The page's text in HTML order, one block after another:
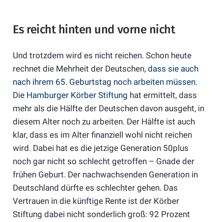
Es reicht hinten und vorne nicht
Und trotzdem wird es nicht reichen. Schon heute
rechnet die Mehrheit der Deutschen, dass sie auch
nach ihrem 65. Geburtstag noch arbeiten müssen.
Die Hamburger Körber Stiftung hat ermittelt, dass
mehr als die Hälfte der Deutschen davon ausgeht, in
diesem Alter noch zu arbeiten. Der Hälfte ist auch
klar, dass es im Alter finanziell wohl nicht reichen
wird. Dabei hat es die jetzige Generation 50plus
noch gar nicht so schlecht getroffen – Gnade der
frühen Geburt. Der nachwachsenden Generation in
Deutschland dürfte es schlechter gehen. Das
Vertrauen in die künftige Renteist der Körber
Stiftung dabei nicht sonderlich groß: 92 Prozent